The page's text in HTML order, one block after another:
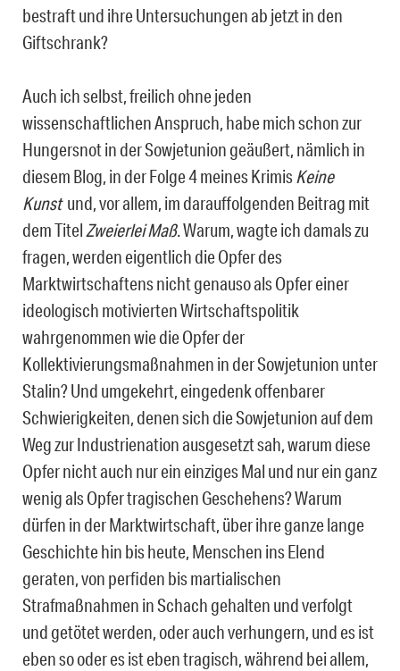
bestraft und ihre Untersuchungen ab jetzt in den
Giftschrank?
Auch ich selbst, freilich ohne jeden
wissenschaftlichen Anspruch, habe mich schon zur
Hungersnot in der Sowjetunion geäußert, nämlich in
diesem Blog, in der Folge 4 meines KrimisKeine
Kunst und, vor allem, im darauffolgenden Beitrag mit
dem TitelZweierlei Maß. Warum, wagte ich damals zu
fragen, werden eigentlich die Opfer des
Marktwirtschaftens nicht genauso als Opfer einer
ideologisch motivierten Wirtschaftspolitik
wahrgenommen wie die Opfer der
Kollektivierungsmaßnahmen in der Sowjetunion unter
Stalin? Und umgekehrt, eingedenk offenbarer
Schwierigkeiten, denen sich die Sowjetunion auf dem
Weg zur Industrienation ausgesetzt sah, warum diese
Opfer nicht auch nur ein einziges Mal und nur ein ganz
wenig als Opfer tragischen Geschehens? Warum
dürfen in der Marktwirtschaft, über ihre ganze lange
Geschichte hin bis heute, Menschen ins Elend
geraten, von perfiden bis martialischen
Strafmaßnahmen in Schach gehalten und verfolgt
und getötet werden, oder auch verhungern, und es ist
eben so oder es ist eben tragisch, während bei allem,